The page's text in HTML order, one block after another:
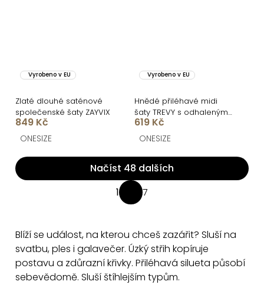
Vyrobeno v EU
Zlaté dlouhé saténové
společenské šaty ZAYVIX
849 Kč
ONESIZE
Vyrobeno v EU
Hnědé přiléhavé midi
šaty TREVY s odhalenými
zády
619 Kč
ONESIZE
O
v
á
d
a
c
Načíst 48 dalších
á
n
k
o
1 7
Blíží se událost, na kterou chceš zazářit? Sluší na
svatbu, ples i galavečer. Úzký střih kopíruje
postavu a zdůrazní křivky. Přiléhavá silueta působí
sebevědomě. Sluší štíhlejším typům.